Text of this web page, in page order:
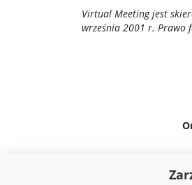
Virtual Meeting jest
września 2001 r. Prawo